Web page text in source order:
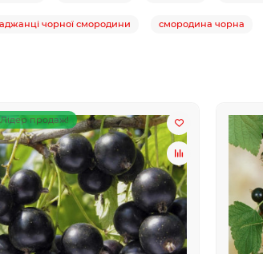
чорної смородини смородина чорна
Лідер продаж!